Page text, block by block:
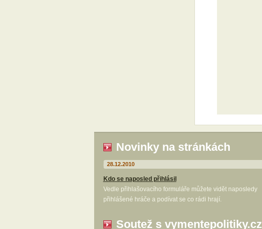
Novinky na stránkách
28.12.2010
Kdo se naposled přihlásil
Vedle přihlašovacího formuláře můžete vidět naposledy
přihlášené hráče a podívat se co rádi hrají.
Soutež s vymentepolitiky.cz